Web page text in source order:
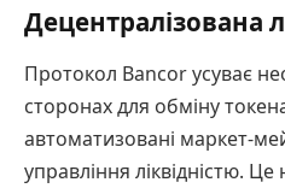
Децентралізована
Протокол Bancor усуває
сторонах для обміну
автоматизовані маркет-
управління ліквідністю.